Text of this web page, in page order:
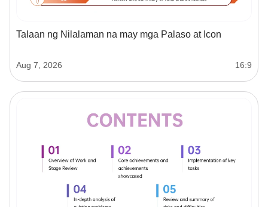
Talaan ng Nilalaman na may mga Palaso at Icon
Aug 7, 2026 16:9